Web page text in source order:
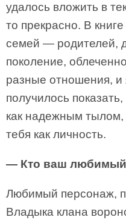
удалось вложить в
то прекрасно. В
семей — родителей,
поколение,
разные отношения, и
получилось
как надежным тылом,
тебя как личность.
— Кто ваш любимый
Любимый персонаж,
Владыка клана